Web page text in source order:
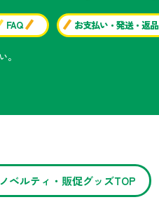
FAQ お支払い・発送・返品
。
ベルティ・販促グッズTOP